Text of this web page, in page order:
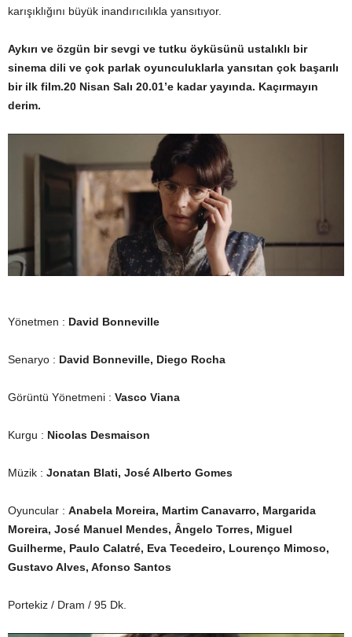
karışıklığını büyük inandırıcılıkla yansıtıyor.
Aykırı ve özgün bir sevgi ve tutku öyküsünü ustalıklı bir
sinema dili ve çok parlak oyunculuklarla yansıtan çok başarılı
bir ilk film.20 Nisan Salı 20.01’e kadar yayında. Kaçırmayın
derim.
Yönetmen : David Bonneville
Senaryo : David Bonneville, Diego Rocha
Görüntü Yönetmeni : Vasco Viana
Kurgu : Nicolas Desmaison
Müzik : Jonatan Blati, José Alberto Gomes
Oyuncular : Anabela Moreira, Martim Canavarro, Margarida
Moreira, José Manuel Mendes, Ângelo Torres, Miguel
Guilherme, Paulo Calatré, Eva Tecedeiro, Lourenço Mimoso,
Gustavo Alves, Afonso Santos
Portekiz / Dram / 95 Dk.